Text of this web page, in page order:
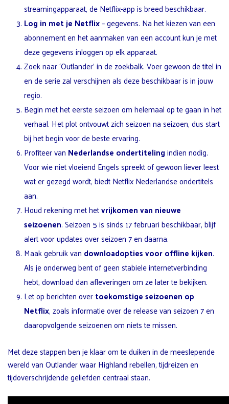
streamingapparaat, de Netflix-app is breed beschikbaar.
Log in met je Netflix– gegevens. Na het kiezen van een
abonnement en het aanmaken van een account kun je met
deze gegevens inloggen op elk apparaat.
Zoek naar ‘Outlander’ in de zoekbalk. Voer gewoon de titel in
en de serie zal verschijnen als deze beschikbaar is in jouw
regio.
Begin met het eerste seizoen om helemaal op te gaan in het
verhaal. Het plot ontvouwt zich seizoen na seizoen, dus start
bij het begin voor de beste ervaring.
Profiteer van Nederlandse ondertitelingindien nodig.
Voor wie niet vloeiend Engels spreekt of gewoon liever leest
wat er gezegd wordt, biedt Netflix Nederlandse ondertitels
aan.
Houd rekening met hetvrijkomen van nieuwe
seizoenen. Seizoen 5 is sinds 17 februari beschikbaar, blijf
alert voor updates over seizoen 7 en daarna.
Maak gebruik van downloadopties voor offline kijken.
Als je onderweg bent of geen stabiele internetverbinding
hebt, download dan afleveringen om ze later te bekijken.
Let op berichten overtoekomstige seizoenen op
Netflix, zoals informatie over de release van seizoen 7 en
daaropvolgende seizoenen om niets te missen.
Met deze stappen ben je klaar om te duiken in de meeslepende
wereld van Outlander waar Highland rebellen, tijdreizen en
tijdoverschrijdende geliefden centraal staan.